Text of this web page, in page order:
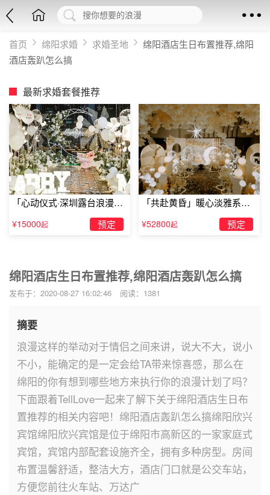
首页 绵阳求婚 求婚圣地
绵阳酒店生日布置推荐,绵阳
酒店轰趴怎么搞
最新求婚套餐推荐
「心动仪式·深圳露台浪漫求
婚」
¥15000起 预定
「共赴黄昏」暖心淡雅系求
婚仪式
¥52800起 预定
绵阳酒店生日布置推荐,绵阳酒店轰趴怎么搞
发布于：2020-08-27 16:02:46 阅读：1381
摘要
浪漫这样的举动对于情侣之间来讲，说大不大，说小
不小，能确定的是一定会给TA带来惊喜感，那么在
绵阳的你有想到哪些地方来执行你的浪漫计划了吗？
下面跟着TellLove一起来了解下关于绵阳酒店生日布
置推荐的相关内容吧！绵阳酒店轰趴怎么搞绵阳欣兴
宾馆绵阳欣兴宾馆是位于绵阳市高新区的一家家庭式
宾馆，宾馆内部配套设施齐全，拥有多种房型。房间
布置温馨舒适，整洁大方，酒店门口就是公交车站，
方便您前往火车站、万达广